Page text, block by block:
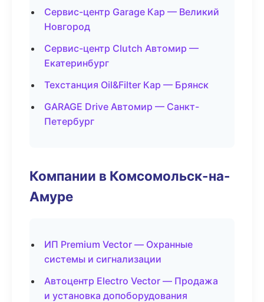
Сервис-центр Garage Кар — Великий
Новгород
Сервис-центр Clutch Автомир —
Екатеринбург
Техстанция Oil&Filter Кар — Брянск
GARAGE Drive Автомир — Санкт-
Петербург
Компании в Комсомольск-на-
Амуре
ИП Premium Vector — Охранные
системы и сигнализации
Автоцентр Electro Vector — Продажа
и установка допоборудования